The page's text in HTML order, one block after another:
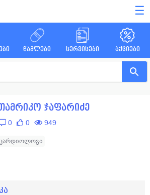
☰
წამლები სერვისები აქციები
ჯაფარიძე
0 0 949
კარდიოლოგი